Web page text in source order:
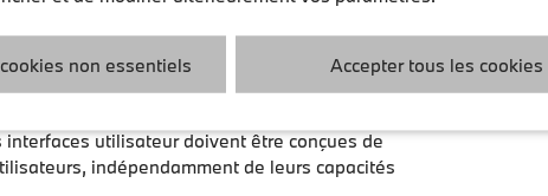
d’accessibilité reconnues (WCAG 2.1
utilisateur doivent être conçues de
indépendamment de leurs capacités
non essentiels Accepter tous les cookies